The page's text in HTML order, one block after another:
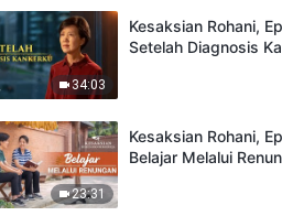
34:03
Kesaksian Rohani,
Setelah Diagnosis
23:31
Kesaksian Rohani,
Belajar Melalui